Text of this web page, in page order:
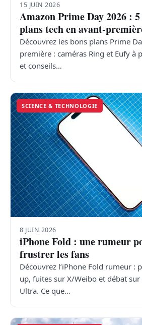
15 JUIN 2026
Amazon Prime Day 2026 :
plans tech en avant-
Découvrez les bons plans Prime
première : caméras Ring et Eufy à
et conseils…
SCIENCE & TECHNOLOGIE
8 JUIN 2026
iPhone Fold : une rumeur
frustrer les fans
Découvrez l’iPhone Fold rumeur :
up, fuites sur X/Weibo et débat
Ultra. Ce que…